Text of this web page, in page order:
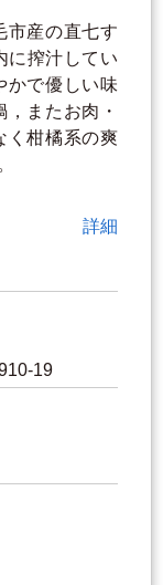
市産の直七す
に搾汁してい
かで優しい味
またお肉・
く柑橘系の爽
詳細
19